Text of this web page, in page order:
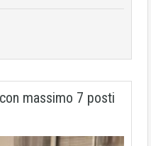
massimo 7 posti